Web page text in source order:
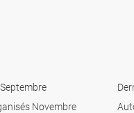
Novembre